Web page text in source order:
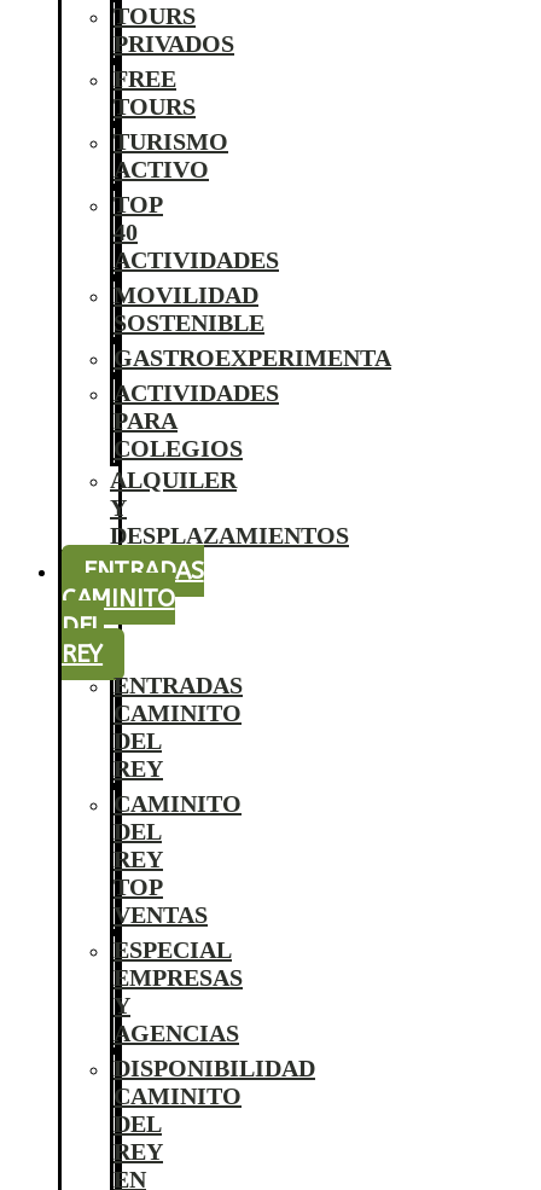
TOURS
PRIVADOS
FREE
TOURS
TURISMO
ACTIVO
TOP
40
ACTIVIDADES
MOVILIDAD
SOSTENIBLE
GASTROEXPERIMENTA
ACTIVIDADES
PARA
COLEGIOS
ALQUILER
Y
DESPLAZAMIENTOS
ENTRADAS
CAMINITO
DEL
REY
ENTRADAS
CAMINITO
DEL
REY
CAMINITO
DEL
REY
TOP
VENTAS
ESPECIAL
EMPRESAS
Y
AGENCIAS
DISPONIBILIDAD
CAMINITO
DEL
REY
EN